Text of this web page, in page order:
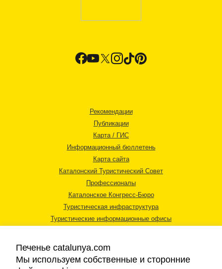
Рекомендации
Публикации
Карта / ГИС
Информационный бюллетень
Карта сайта
Каталонский Туристический Совет
Профессионалы
Каталонское Конгресс-Бюро
Туристическая инфраструктура
Туристические информационные офисы
Печенье catalunya.com
Мы используем собственные и сторонние